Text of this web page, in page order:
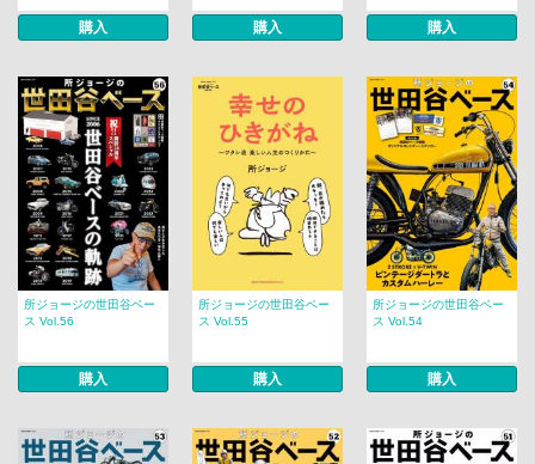
購入 購入 購入
所ジョージの世田谷ベー
ス Vol.56
購入
所ジョージの世田谷ベー
ス Vol.55
購入
所ジョージの世田谷ベー
ス Vol.54
購入